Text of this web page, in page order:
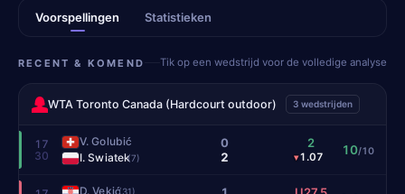
Voorspellingen Statistieken
RECENT & KOMEND Tik op een wedstrijd voor de volledige analyse
WTA Toronto Canada (Hardcourt outdoor) 3 wedstrijden
17
30
V. Golubić
I. Swiatek(7)
0
2
2
▾1.07 10/10
D. Vekić(31)